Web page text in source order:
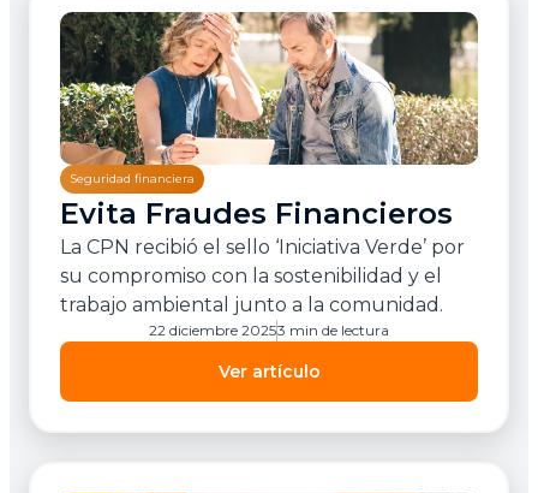
Seguridad financiera
Evita Fraudes Financieros
La CPN recibió el sello ‘Iniciativa Verde’ por
su compromiso con la sostenibilidad y el
trabajo ambiental junto a la comunidad.
Ver artículo
22 diciembre 20253 min de lectura